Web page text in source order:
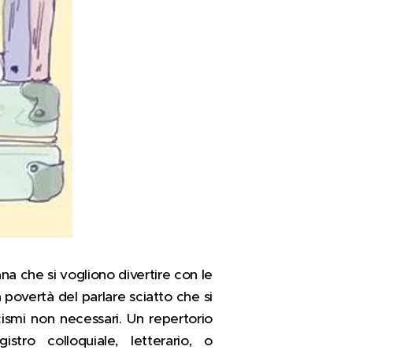
che si vogliono divertire con le
del parlare sciatto che si
non necessari. Un repertorio
colloquiale, letterario, o